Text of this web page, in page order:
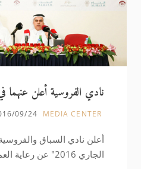
نادي الفروسية أعلن عنهما
راع لجائزة جون لاجاردير
MEDIA CENTER
09/24
الجاري 2016" عن